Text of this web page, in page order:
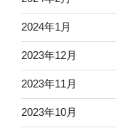
2024年1月
2023年12月
2023年11月
2023年10月